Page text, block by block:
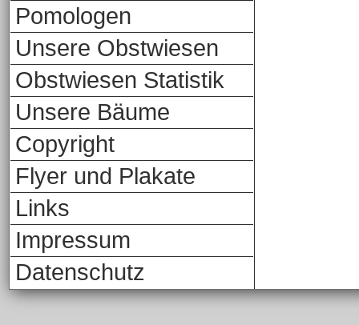
Pomologen
Unsere Obstwiesen
Obstwiesen Statistik
Unsere Bäume
Copyright
Flyer und Plakate
Links
Impressum
Datenschutz